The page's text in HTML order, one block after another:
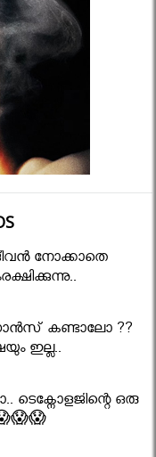
നോക്കാതെ
ഡാൻസ് കണ്ടാലോ ??
ഇല്ല..
ഒരു